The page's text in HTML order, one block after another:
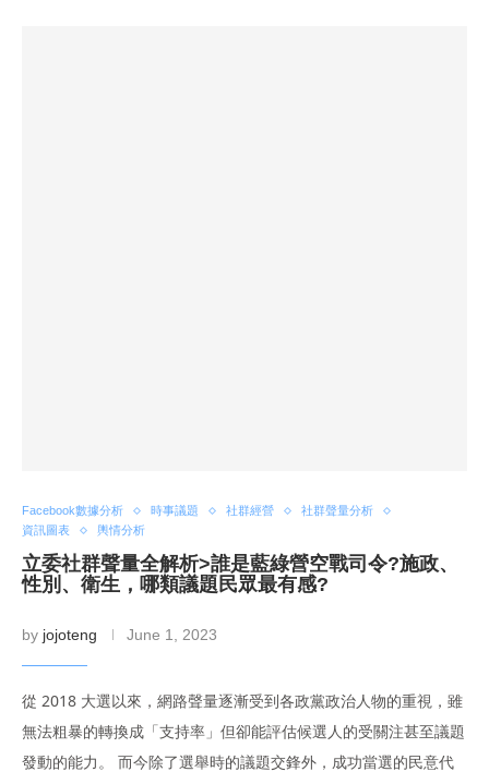
Facebook數據分析 時事議題 社群經營
社群聲量分析
資訊圖表
輿情分析
立委社群聲量全解析>誰是藍綠營空戰司令?施政、
性別、衛生，哪類議題民眾最有感?
by jojoteng June 1, 2023
從 2018 大選以來，網路聲量逐漸受到各政黨政治人物的重視，雖
無法粗暴的轉換成「支持率」但卻能評估候選人的受關注甚至議題
發動的能力。 而今除了選舉時的議題交鋒外，成功當選的民意代